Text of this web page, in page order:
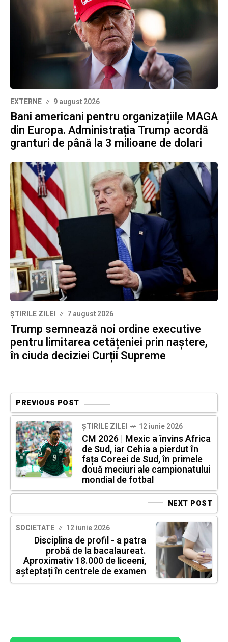
EXTERNE 9 august 2026
Bani americani pentru organizațiile MAGA
din Europa. Administrația Trump acordă
granturi de până la 3 milioane de dolari
ȘTIRILE ZILEI 7 august 2026
Trump semnează noi ordine executive
pentru limitarea cetățeniei prin naștere,
în ciuda deciziei Curții Supreme
PREVIOUS POST
ȘTIRILE ZILEI 12 iunie 2026
CM 2026 | Mexic a învins Africa
de Sud, iar Cehia a pierdut în
fața Coreei de Sud, în primele
două meciuri ale campionatului
mondial de fotbal
NEXT POST
SOCIETATE 12 iunie 2026
Disciplina de profil - a patra
probă de la bacalaureat.
Aproximativ 18.000 de liceeni,
așteptați în centrele de examen